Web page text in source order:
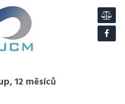
12 měsíců